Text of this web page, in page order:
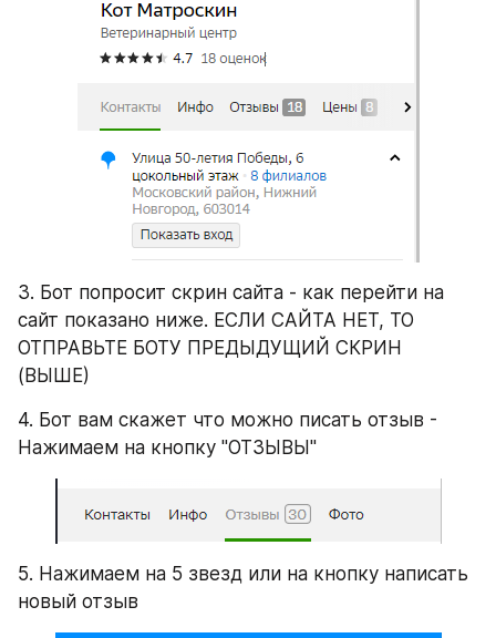
3. Бот попросит скрин сайта - как перейти на
сайт показано ниже. ЕСЛИ САЙТА НЕТ, ТО
ОТПРАВЬТЕ БОТУ ПРЕДЫДУЩИЙ СКРИН
(ВЫШЕ)
4. Бот вам скажет что можно писать отзыв -
Нажимаем на кнопку "ОТЗЫВЫ"
5. Нажимаем на 5 звезд или на кнопку написать
новый отзыв